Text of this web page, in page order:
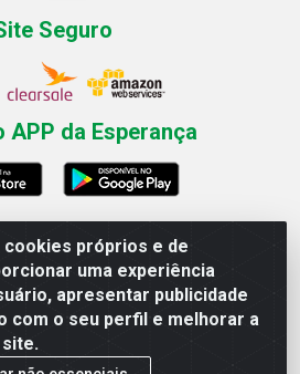
próprios e de
uma experiência
apresentar publicidade
com o seu perfil e melhorar a
site.
Seguro
APP da Esperança
- Rua Professor Caldas Filho, 291 -
/ PE CEP: 50771-335 - CNPJ
0001-23